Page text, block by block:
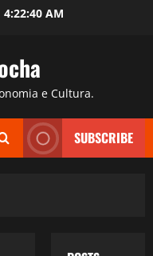
4:22:41 AM
e Cultura.
SUBSCRIBE